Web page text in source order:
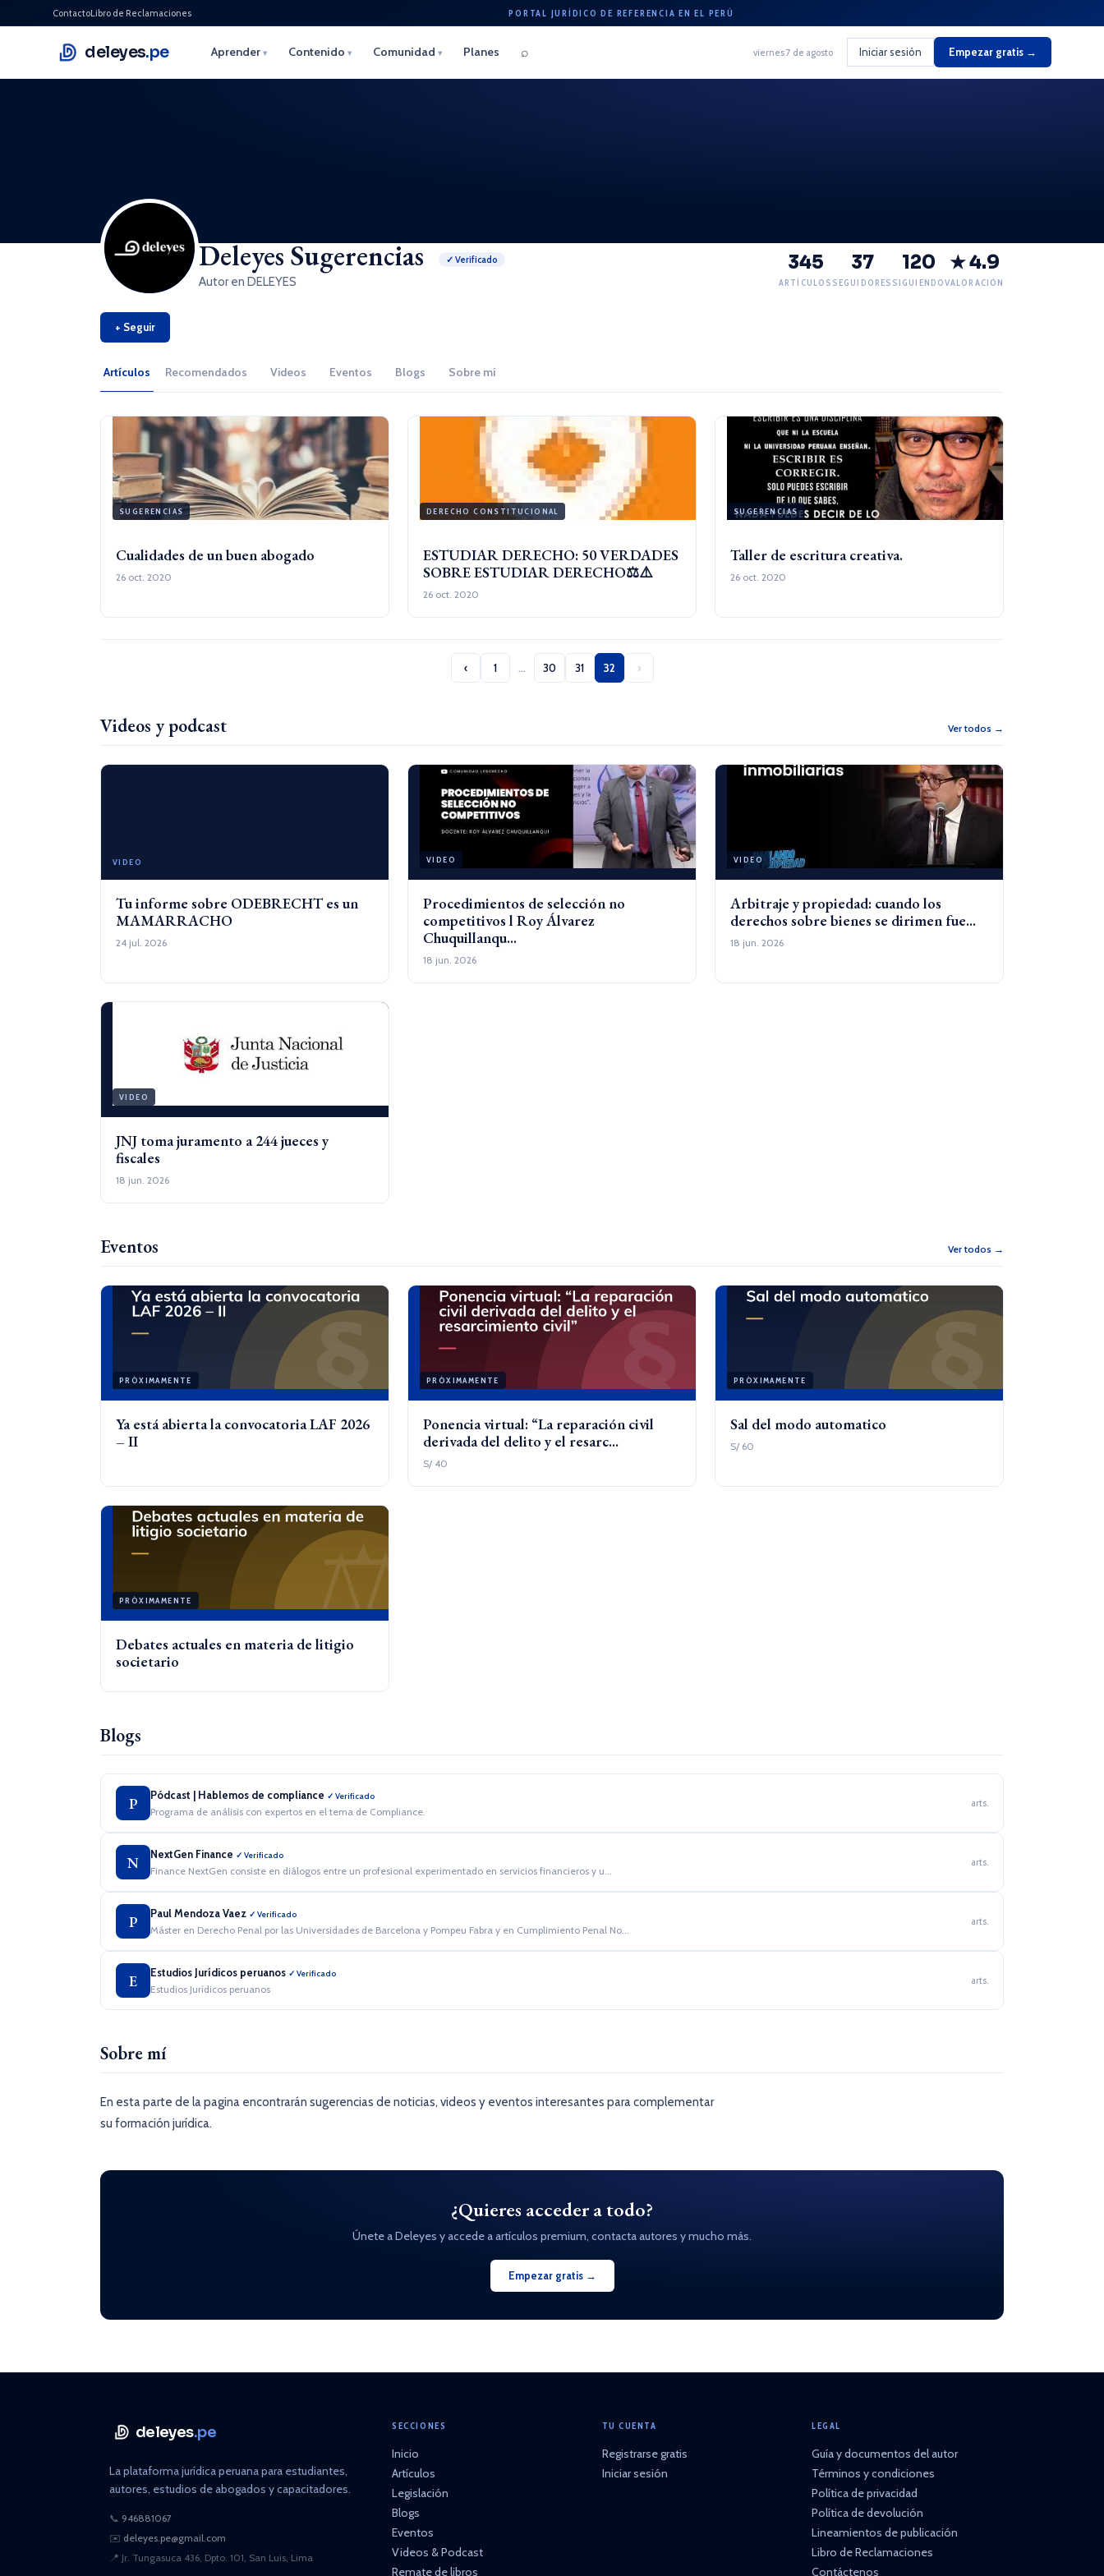
ContactoLibro de Reclamaciones PORTAL JURÍDICO DE REFERENCIA EN EL PERÚ
deleyes.pe Aprender ▾ Contenido ▾ Comunidad ▾ Planes ⌕ viernes 7 de agosto Iniciar sesión Empezar gratis →
Deleyes Sugerencias ✓ Verificado
Autor en DELEYES
345
ARTÍCULOS
37
SEGUIDORES
120
SIGUIENDO
★ 4.9
VALORACIÓN
+ Seguir
Artículos Recomendados Videos Eventos Blogs Sobre mí
SUGERENCIAS
Cualidades de un buen abogado
26 oct. 2020
DERECHO CONSTITUCIONAL
ESTUDIAR DERECHO: 50 VERDADES
SOBRE ESTUDIAR DERECHO⚖️⚠️
26 oct. 2020
SUGERENCIAS
Taller de escritura creativa.
26 oct. 2020
‹ 1 … 30 31 32 ›
Videos y podcast Ver todos →
VIDEO
Tu informe sobre ODEBRECHT es un
MAMARRACHO
24 jul. 2026
VIDEO
Procedimientos de selección no
competitivos l Roy Álvarez
Chuquillanqu...
18 jun. 2026
VIDEO
Arbitraje y propiedad: cuando los
derechos sobre bienes se dirimen fue...
18 jun. 2026
VIDEO
JNJ toma juramento a 244 jueces y
fiscales
18 jun. 2026
Eventos Ver todos →
PRÓXIMAMENTE
Ya está abierta la convocatoria LAF 2026
– II
PRÓXIMAMENTE
Ponencia virtual: “La reparación civil
derivada del delito y el resarc...
S/ 40
PRÓXIMAMENTE
Sal del modo automatico
S/ 60
PRÓXIMAMENTE
Debates actuales en materia de litigio
societario
Blogs
P Pódcast | Hablemos de compliance ✓ Verificado
Programa de análisis con expertos en el tema de Compliance.
arts.
N NextGen Finance ✓ Verificado
Finance NextGen consiste en diálogos entre un profesional experimentado en servicios financieros y u...
arts.
P Paul Mendoza Vaez ✓ Verificado
Máster en Derecho Penal por las Universidades de Barcelona y Pompeu Fabra y en Cumplimiento Penal No...
arts.
E Estudios Jurídicos peruanos ✓ Verificado
Estudios Jurídicos peruanos
arts.
Sobre mí
En esta parte de la pagina encontrarán sugerencias de noticias, videos y eventos interesantes para complementar
su formación jurídica.
¿Quieres acceder a todo?
Únete a Deleyes y accede a artículos premium, contacta autores y mucho más.
Empezar gratis →
deleyes.pe
La plataforma jurídica peruana para estudiantes,
autores, estudios de abogados y capacitadores.
📞 946881067
✉️ deleyes.pe@gmail.com
📍 Jr. Tungasuca 436, Dpto. 101, San Luis, Lima
SECCIONES
Inicio
Artículos
Legislación
Blogs
Eventos
Videos & Podcast
Remate de libros
TU CUENTA
Registrarse gratis
Iniciar sesión
LEGAL
Guía y documentos del autor
Términos y condiciones
Política de privacidad
Política de devolución
Lineamientos de publicación
Libro de Reclamaciones
Contáctenos